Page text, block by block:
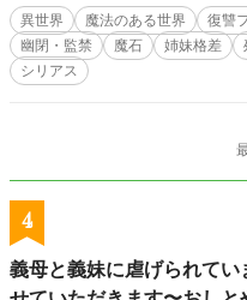
※作者の妄想の産
でお読みください🙏 短編から長編に変更になる可能
す
異世界 魔法のある世界 復讐
幽閉・監禁
魔石 姉妹格差
シリアス
4
義母と義妹に虐げられて